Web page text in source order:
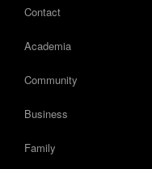
Contact
Academia
Community
Business
Family